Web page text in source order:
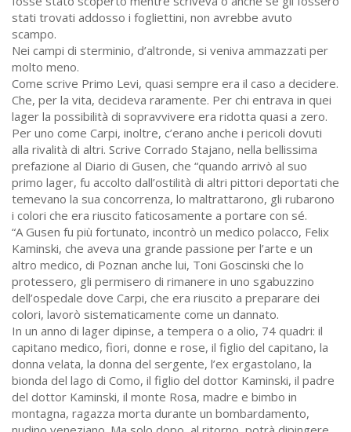
stati trovati addosso i fogliettini, non avrebbe avuto
scampo.
Nei campi di sterminio, d’altronde, si veniva ammazzati per
molto meno.
Come scrive Primo Levi, quasi sempre era il caso a decidere.
Che, per la vita, decideva raramente. Per chi entrava in quei
lager la possibilità di sopravvivere era ridotta quasi a zero.
Per uno come Carpi, inoltre, c’erano anche i pericoli dovuti
alla rivalità di altri. Scrive Corrado Stajano, nella bellissima
prefazione al Diario di Gusen, che “quando arrivò al suo
primo lager, fu accolto dall’ostilità di altri pittori deportati che
temevano la sua concorrenza, lo maltrattarono, gli rubarono
i colori che era riuscito faticosamente a portare con sé.
“A Gusen fu più fortunato, incontrò un medico polacco, Felix
Kaminski, che aveva una grande passione per l’arte e un
altro medico, di Poznan anche lui, Toni Goscinski che lo
protessero, gli permisero di rimanere in uno sgabuzzino
dell’ospedale dove Carpi, che era riuscito a preparare dei
colori, lavorò sistematicamente come un dannato.
In un anno di lager dipinse, a tempera o a olio, 74 quadri: il
capitano medico, fiori, donne e rose, il figlio del capitano, la
donna velata, la donna del sergente, l’ex ergastolano, la
bionda del lago di Como, il figlio del dottor Kaminski, il padre
del dottor Kaminski, il monte Rosa, madre e bimbo in
montagna, ragazza morta durante un bombardamento,